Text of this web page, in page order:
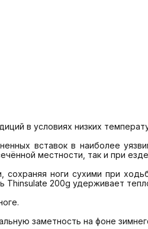
в условиях низких
вставок в наиболее
местности, так и при
ноги сухими при
Thinsulate 200g удерживает
заметность на фоне